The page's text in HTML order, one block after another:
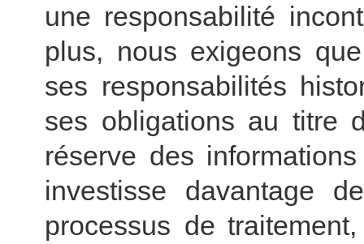
une responsabilité
plus, nous exigeons
ses responsabilités
ses obligations au titre
réserve des
investisse davantage
processus de